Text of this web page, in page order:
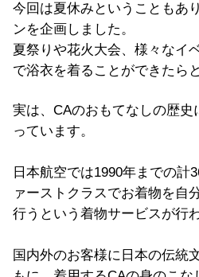
今回は夏休みということもあ
ンを企画しました。
夏祭りや花火大会、様々なイ
で浴衣を着ることができたら
実は、CAのおもてなしの歴
っています。
日本航空では1990年までの計
ァーストクラスでお着物を自
行うという着物サービスが行
国内外のお客様に日本の伝統